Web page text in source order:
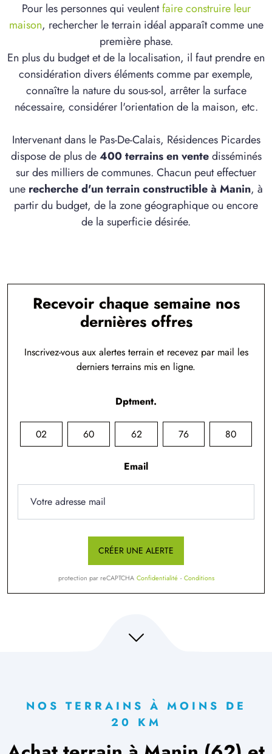
Pour les personnes qui veulentfaire construire leur
maison, rechercher le terrain idéal apparaît comme une
première phase.
En plus du budget et de la localisation, il faut prendre en
considération divers éléments comme par exemple,
connaître la nature du sous-sol, arrêter la surface
nécessaire, considérer l'orientation de la maison, etc.
Intervenant dans le Pas-De-Calais, Résidences Picardes
dispose de plus de400 terrains en ventedisséminés
sur des milliers de communes. Chacun peut effectuer
une recherche d'un terrain constructible à Manin, à
partir du budget, de la zone géographique ou encore
de la superficie désirée.
Recevoir chaque semaine nos
dernières offres
Inscrivez-vous aux alertes terrain et recevez par mail les
derniers terrains mis en ligne.
Dptment.
02 60 62 76 80
Email
CRÉER UNE ALERTE
protection par reCAPTCHA Confidentialité - Conditions
NOS TERRAINS À MOINS DE
20 KM